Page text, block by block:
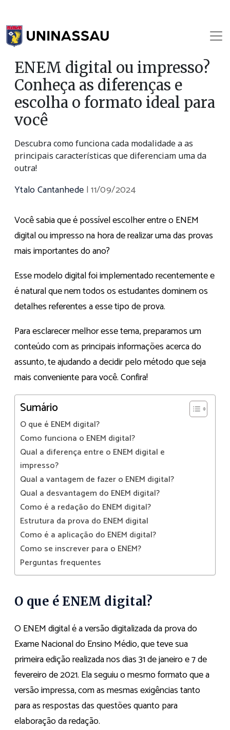
ENEM digital ou impresso?
Conheça as diferenças e
escolha o formato ideal para
você
Descubra como funciona cada modalidade a as
principais características que diferenciam uma da
outra!
Ytalo Cantanhede |11/09/2024
Você sabia que é possível escolher entre o ENEM
digital ou impresso na hora de realizar uma das provas
mais importantes do ano?
Esse modelo digital foi implementado recentemente e
é natural que nem todos os estudantes dominem os
detalhes referentes a esse tipo de prova.
Para esclarecer melhor esse tema, preparamos um
conteúdo com as principais informações acerca do
assunto, te ajudando a decidir pelo método que seja
mais conveniente para você. Confira!
Sumário
O que é ENEM digital?
Como funciona o ENEM digital?
Qual a diferença entre o ENEM digital e
impresso?
Qual a vantagem de fazer o ENEM digital?
Qual a desvantagem do ENEM digital?
Como é a redação do ENEM digital?
Estrutura da prova do ENEM digital
Como é a aplicação do ENEM digital?
Como se inscrever para o ENEM?
Perguntas frequentes
O que é ENEM digital?
O ENEM digital é a versão digitalizada da prova do
Exame Nacional do Ensino Médio, que teve sua
primeira edição realizada nos dias 31 de janeiro e 7 de
fevereiro de 2021. Ela seguiu o mesmo formato que a
versão impressa, com as mesmas exigências tanto
para as respostas das questões quanto para
elaboração da redação.